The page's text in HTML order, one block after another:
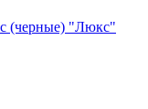
(черные) "Люкс"